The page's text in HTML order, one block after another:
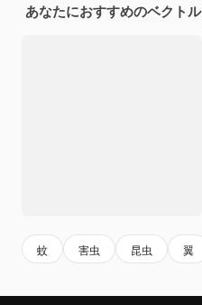
あなたにおすすめのベクトル
蚊 害虫 昆虫 翼